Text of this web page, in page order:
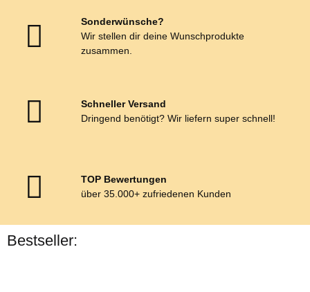
Sonderwünsche?
Wir stellen dir deine Wunschprodukte
zusammen.
Schneller Versand
Dringend benötigt? Wir liefern super schnell!
TOP Bewertungen
über 35.000+ zufriedenen Kunden
Bestseller: